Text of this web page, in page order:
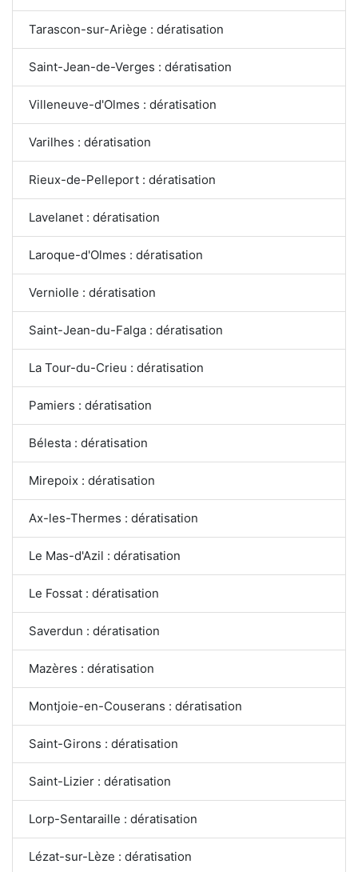
Tarascon-sur-Ariège : dératisation
Saint-Jean-de-Verges : dératisation
Villeneuve-d'Olmes : dératisation
Varilhes : dératisation
Rieux-de-Pelleport : dératisation
Lavelanet : dératisation
Laroque-d'Olmes : dératisation
Verniolle : dératisation
Saint-Jean-du-Falga : dératisation
La Tour-du-Crieu : dératisation
Pamiers : dératisation
Bélesta : dératisation
Mirepoix : dératisation
Ax-les-Thermes : dératisation
Le Mas-d'Azil : dératisation
Le Fossat : dératisation
Saverdun : dératisation
Mazères : dératisation
Montjoie-en-Couserans : dératisation
Saint-Girons : dératisation
Saint-Lizier : dératisation
Lorp-Sentaraille : dératisation
Lézat-sur-Lèze : dératisation